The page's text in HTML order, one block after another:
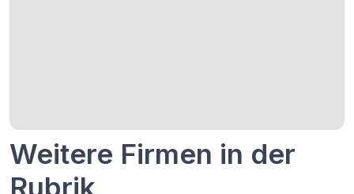
Weitere Firmen in der
Rubrik